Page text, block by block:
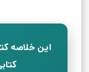
این خلاصه